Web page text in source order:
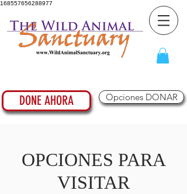
168557656288977
DONE AHORA Opciones DONAR
OPCIONES PARA
VISITAR